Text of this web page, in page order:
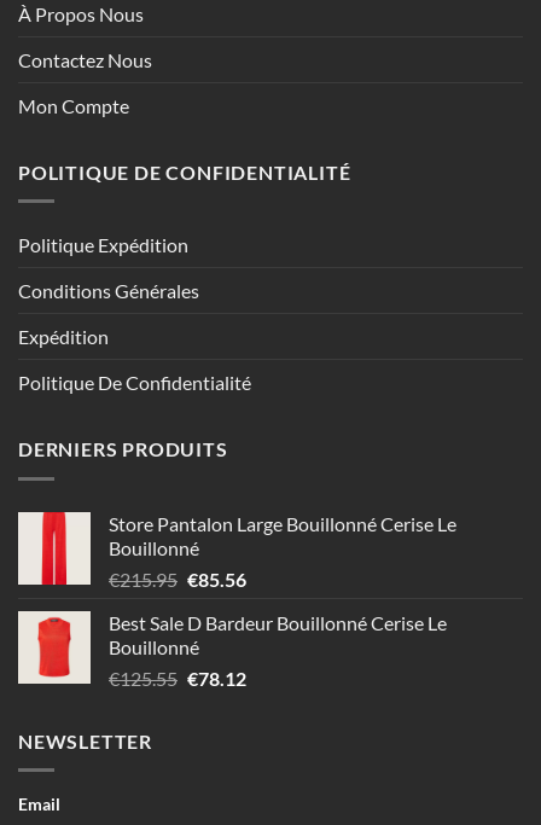
À Propos Nous
Contactez Nous
Mon Compte
POLITIQUE DE CONFIDENTIALITÉ
Politique Expédition
Conditions Générales
Expédition
Politique De Confidentialité
DERNIERS PRODUITS
Store Pantalon Large Bouillonné Cerise Le
Bouillonné
€215.95 Le
initial
était :
€215.95.
€85.56Le
actuel
€85.56.
Best Sale D Bardeur Bouillonné Cerise Le
Bouillonné
€125.55 Le
€78.12Le
NEWSLETTER
Email